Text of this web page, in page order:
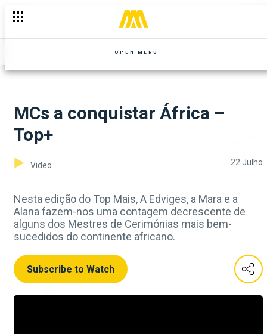
OPEN MENU
MCs a conquistar África –
Top+
Video 22 Julho
Nesta edição do Top Mais, A Edviges, a Mara e a
Alana fazem-nos uma contagem decrescente de
alguns dos Mestres de Cerimónias mais bem-
sucedidos do continente africano.
Subscribe to Watch